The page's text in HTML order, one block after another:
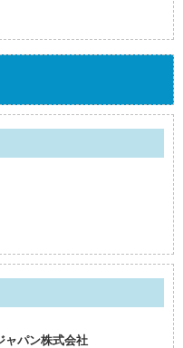
ャパン株式会社